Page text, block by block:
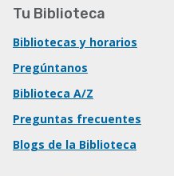
Tu Biblioteca
Bibliotecas y horarios
Pregúntanos
Biblioteca A/Z
Preguntas frecuentes
Blogs de la Biblioteca